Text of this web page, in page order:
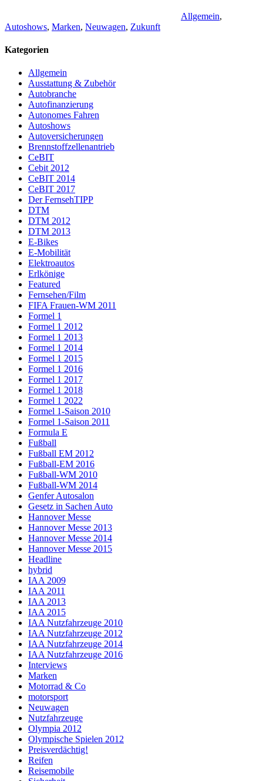
Allgemein,
Autoshows, Marken, Neuwagen, Zukunft
Kategorien
Allgemein
Ausstattung & Zubehör
Autobranche
Autofinanzierung
Autonomes Fahren
Autoshows
Autoversicherungen
Brennstoffzellenantrieb
CeBIT
Cebit 2012
CeBIT 2014
CeBIT 2017
Der FernsehTIPP
DTM
DTM 2012
DTM 2013
E-Bikes
E-Mobilität
Elektroautos
Erlkönige
Featured
Fernsehen/Film
FIFA Frauen-WM 2011
Formel 1
Formel 1 2012
Formel 1 2013
Formel 1 2014
Formel 1 2015
Formel 1 2016
Formel 1 2017
Formel 1 2018
Formel 1 2022
Formel 1-Saison 2010
Formel 1-Saison 2011
Formula E
Fußball
Fußball EM 2012
Fußball-EM 2016
Fußball-WM 2010
Fußball-WM 2014
Genfer Autosalon
Gesetz in Sachen Auto
Hannover Messe
Hannover Messe 2013
Hannover Messe 2014
Hannover Messe 2015
Headline
hybrid
IAA 2009
IAA 2011
IAA 2013
IAA 2015
IAA Nutzfahrzeuge 2010
IAA Nutzfahrzeuge 2012
IAA Nutzfahrzeuge 2014
IAA Nutzfahrzeuge 2016
Interviews
Marken
Motorrad & Co
motorsport
Neuwagen
Nutzfahrzeuge
Olympia 2012
Olympische Spielen 2012
Preisverdächtig!
Reifen
Reisemobile